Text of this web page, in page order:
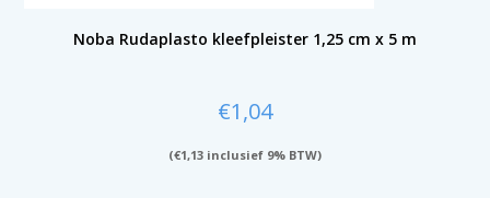
Noba Rudaplasto kleefpleister 1,25 cm x 5 m
€1,04
(€1,13 inclusief 9% BTW)